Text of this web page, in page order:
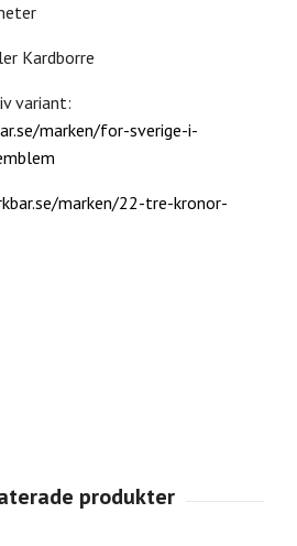
Kardborre
variant:
marken/for-sverige-i-
marken/22-tre-kronor-